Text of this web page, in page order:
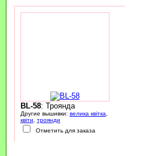
BL-58: Троянда
Другие вышивки: велика квітка
квіти
троянди
Отметить для заказа